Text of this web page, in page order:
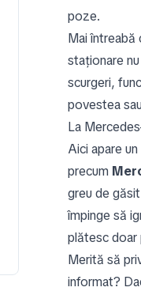
poze.
Mai întreabă
staționare
scurgeri,
povestea
La
Aici apare
precum
greu de
împinge să
plătesc doar
Merită să
informat?